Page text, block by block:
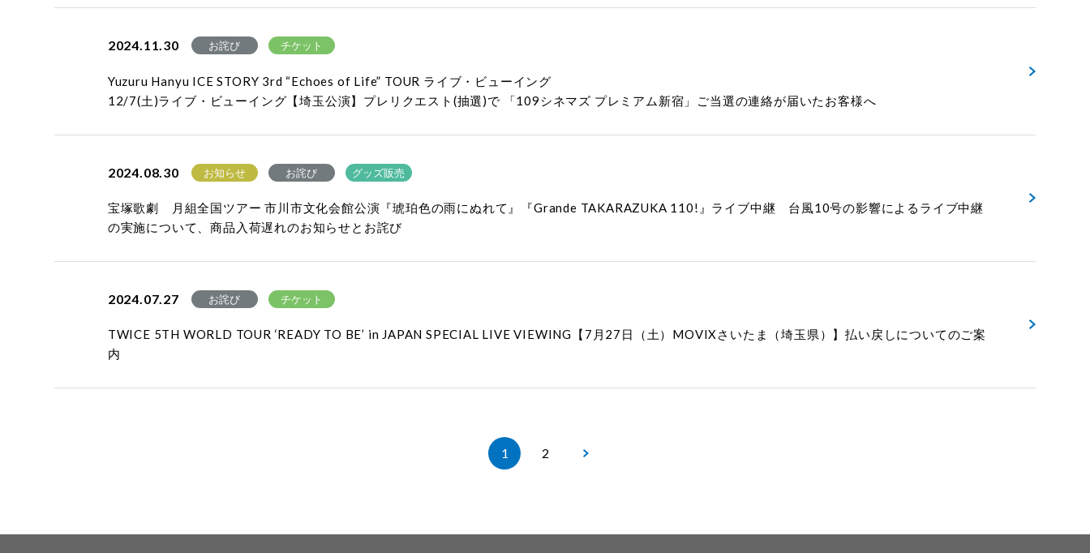
2024.11.30 お詫び チケット
Yuzuru Hanyu ICE STORY 3rd “Echoes of Life” TOUR ライブ・ビューイング
12/7(土)ライブ・ビューイング【埼玉公演】プレリクエスト(抽選)で 「109シネマズ プレミアム新宿」ご当選の連絡が届いたお客様へ
2024.08.30 お知らせ お詫び グッズ販売
宝塚歌劇 月組全国ツアー 市川市文化会館公演『琥珀色の雨にぬれて』『Grande TAKARAZUKA 110!』ライブ中継 台風10号の影響によるライブ中継
の実施について、商品入荷遅れのお知らせとお詫び
2024.07.27 お詫び チケット
TWICE 5TH WORLD TOUR ‘READY TO BE’ in JAPAN SPECIAL LIVE VIEWING【7月27日（土）MOVIXさいたま（埼玉県）】払い戻しについてのご案
内
1 2